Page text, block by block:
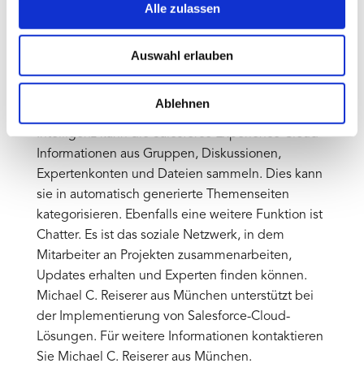
Alle zulassen
Auswahl erlauben
Ablehnen
Ebenfalls können sie andere Projekte zur
Optimierung des Benutzererlebnisses umsetzen.
Zudem kann man Vorlagen für Unternehmen
Intelligenz kann die Salesforce Experience Cloud
Informationen aus Gruppen, Diskussionen,
Expertenkonten und Dateien sammeln. Dies kann
sie in automatisch generierte Themenseiten
kategorisieren. Ebenfalls eine weitere Funktion ist
Chatter. Es ist das soziale Netzwerk, in dem
Mitarbeiter an Projekten zusammenarbeiten,
Updates erhalten und Experten finden können.
Michael C. Reiserer aus München unterstützt bei
der Implementierung von Salesforce-Cloud-
Lösungen. Für weitere Informationen kontaktieren
Sie Michael C. Reiserer aus München.